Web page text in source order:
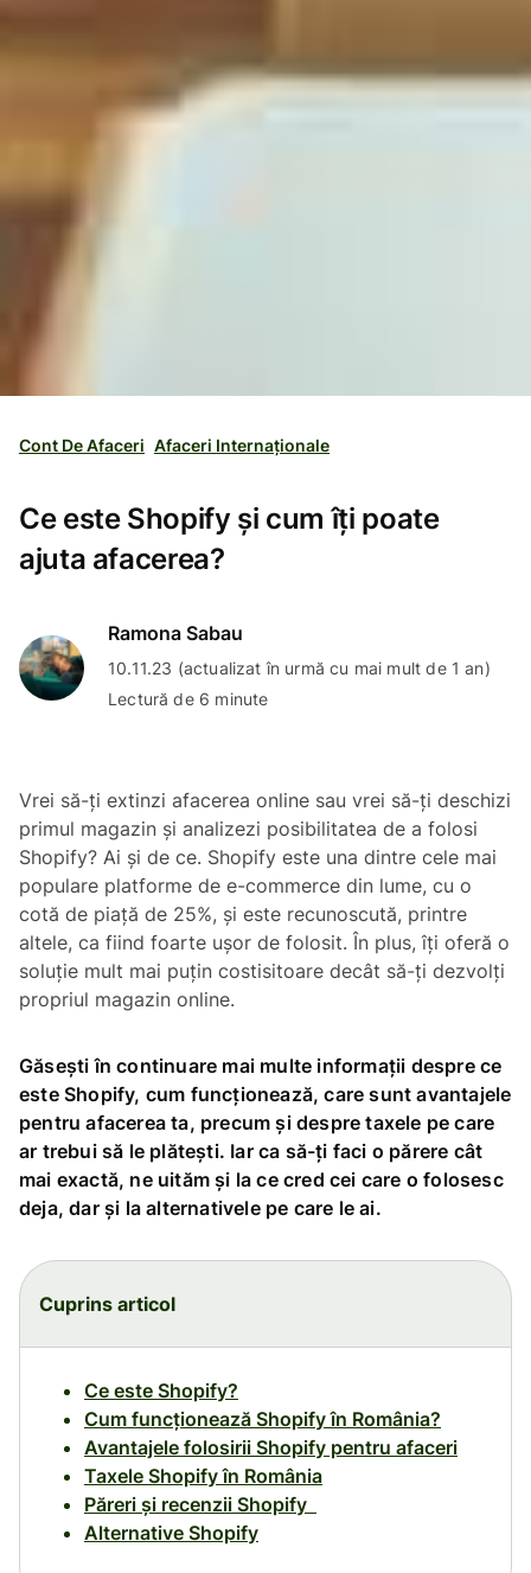
Cont De Afaceri Afaceri Internaționale
Ce este Shopify și cum îți poate
ajuta afacerea?
Ramona Sabau
10.11.23 (actualizat în urmă cu mai mult de 1 an)
Lectură de 6 minute
Vrei să-ți extinzi afacerea online sau vrei să-ți deschizi
primul magazin și analizezi posibilitatea de a folosi
Shopify? Ai și de ce. Shopify este una dintre cele mai
populare platforme de e-commerce din lume, cu o
cotă de piață de 25%, și este recunoscută, printre
altele, ca fiind foarte ușor de folosit. În plus, îți oferă o
soluție mult mai puțin costisitoare decât să-ți dezvolți
propriul magazin online.
Găsești în continuare mai multe informații despre ce
este Shopify, cum funcționează, care sunt avantajele
pentru afacerea ta, precum și despre taxele pe care
ar trebui să le plătești. Iar ca să-ți faci o părere cât
mai exactă, ne uităm și la ce cred cei care o folosesc
deja, dar și la alternativele pe care le ai.
Cuprins articol
Ce este Shopify?
Cum funcționează Shopify în România?
Avantajele folosirii Shopify pentru afaceri
Taxele Shopify în România
Păreri și recenzii Shopify
Alternative Shopify